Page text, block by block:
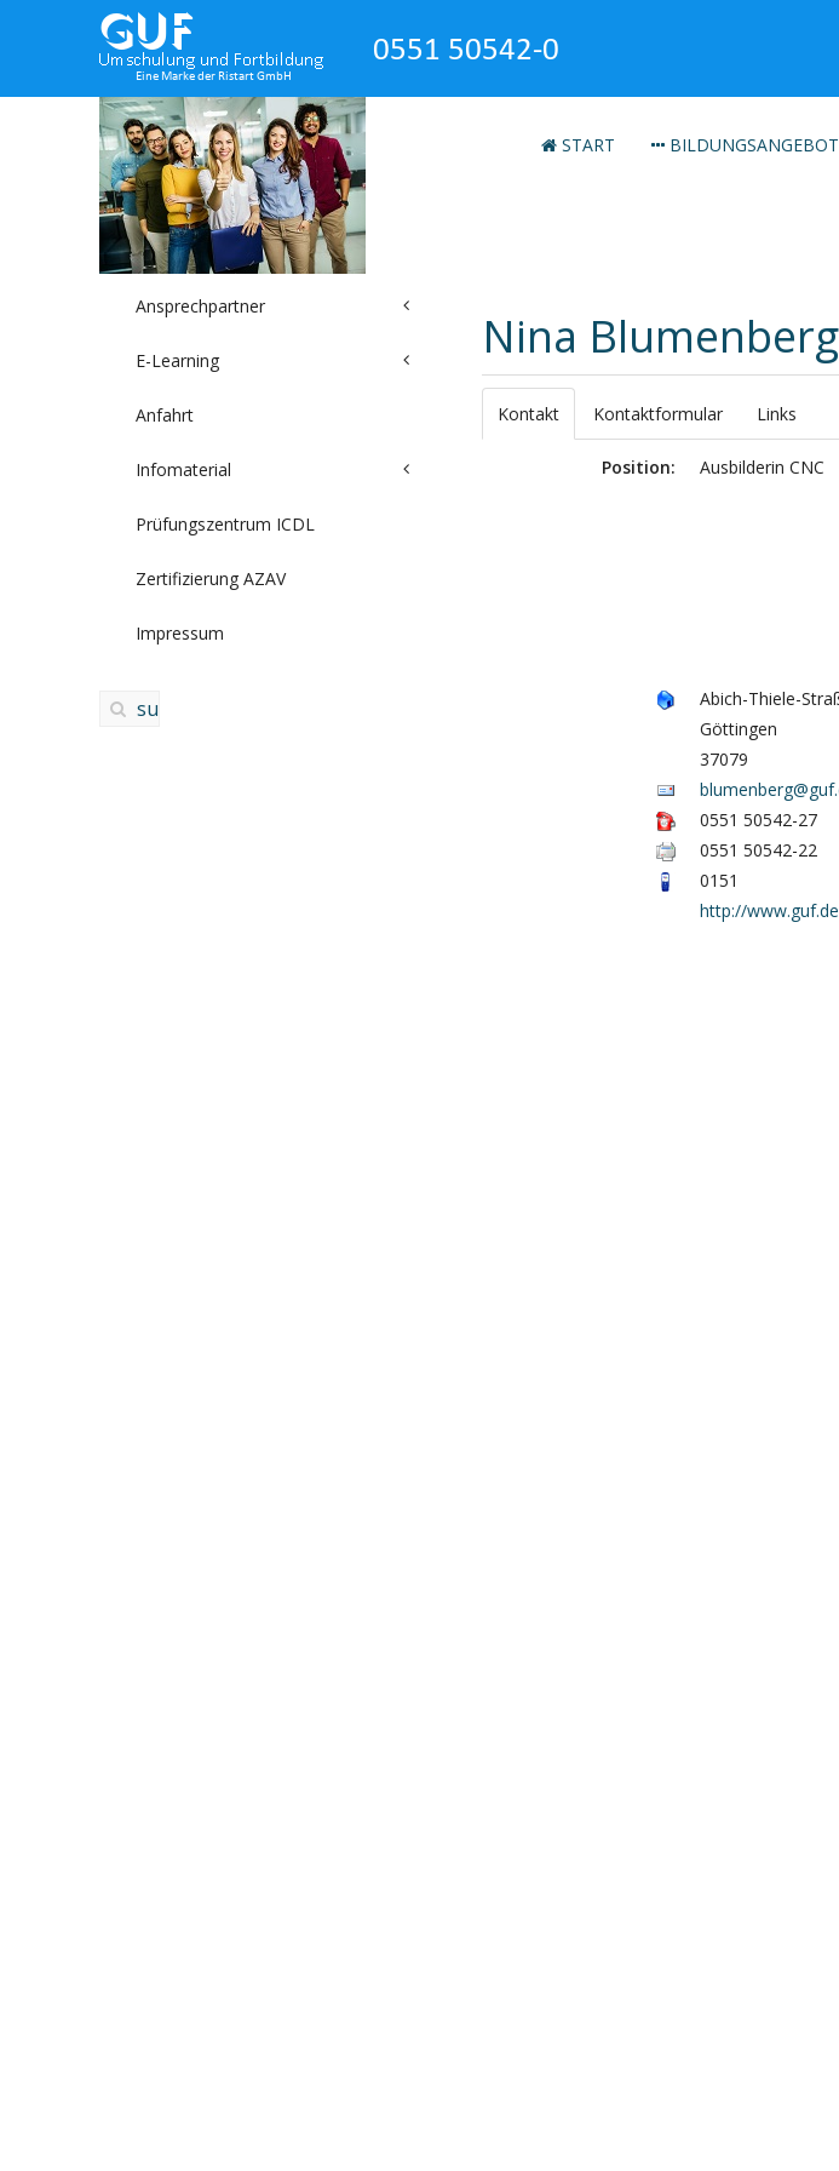
START
Nina
Kontakt Kontaktformular Links
Position: Ausbilderin CNC
Abich-Thiele-
Göttingen
37079
0551 50542-27
0551 50542-22
0151
http://www.guf.de
Ansprechpartner
E-Learning
Anfahrt
Infomaterial
Prüfungszentrum ICDL
Zertifizierung AZAV
Impressum